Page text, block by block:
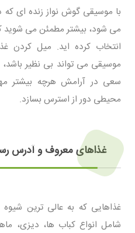
با موسیقی گوش نواز زنده ای
می شود، بیشتر مطمئن می شوید
انتخاب کرده اید. میل کردن
موسیقی می تواند بی نظیر باشد،
سعی در آرامش هرچه بیشتر
محیطی دور از استرس بسازد.
غذاهای معروف و آدرس
غذاهایی که به عالی ترین
شامل انواع کباب ها، دیزی،